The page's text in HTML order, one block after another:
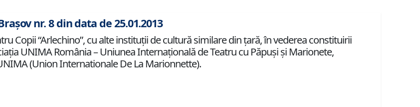
nr. 8 din data de 25.01.2013
Copii “Arlechino”, cu alte instituţii de cultură similare din ţară, în vederea constituirii
UNIMA România – Uniunea Internaţională de Teatru cu Păpuşi şi Marionete,
(Union Internationale De La Marionnette).